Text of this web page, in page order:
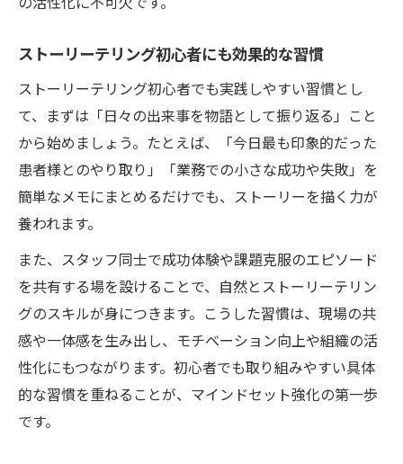
ストーリーテリング初心者にも効果的な習慣
ストーリーテリング初心者でも実践しやすい習慣とし
て、まずは「日々の出来事を物語として振り返る」こと
から始めましょう。たとえば、「今日最も印象的だった
患者様とのやり取り」「業務での小さな成功や失敗」を
簡単なメモにまとめるだけでも、ストーリーを描く力が
養われます。
また、スタッフ同士で成功体験や課題克服のエピソード
を共有する場を設けることで、自然とストーリーテリン
グのスキルが身につきます。こうした習慣は、現場の共
感や一体感を生み出し、モチベーション向上や組織の活
性化にもつながります。初心者でも取り組みやすい具体
的な習慣を重ねることが、マインドセット強化の第一歩
です。